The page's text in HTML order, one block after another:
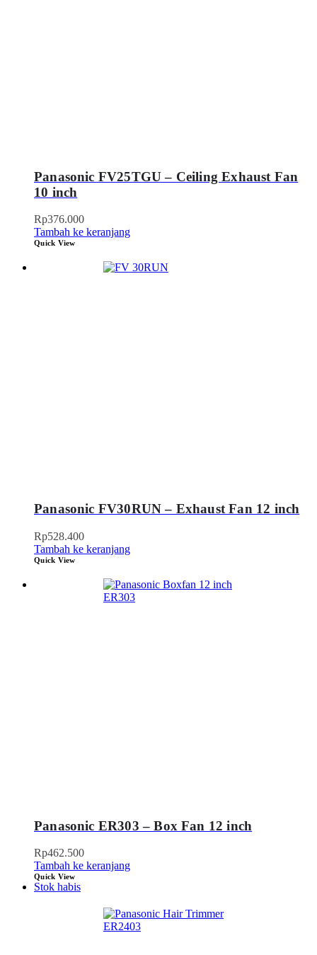
Panasonic FV25TGU – Ceiling Exhaust Fan
10 inch
Rp376.000
Tambah ke keranjang
Quick View
Panasonic FV30RUN – Exhaust Fan 12 inch
Rp528.400
Tambah ke keranjang
Quick View
Panasonic ER303 – Box Fan 12 inch
Rp462.500
Tambah ke keranjang
Quick View
Stok habis